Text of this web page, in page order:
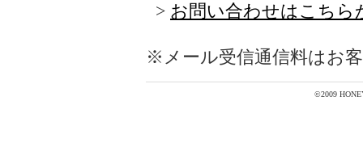
> お問い合わせはこちら
※メール受信通信料はお
©2009